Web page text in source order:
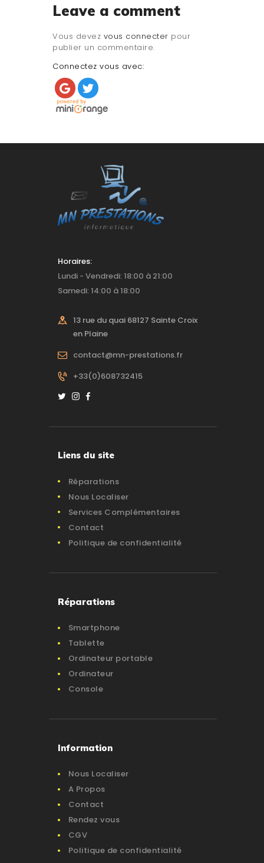
Leave a comment
Vous devez vous connecter pour
publier un commentaire.
Connectez vous avec:
Horaires:
Lundi - Vendredi: 18:00 à 21:00
Samedi: 14:00 à 18:00
13 rue du quai 68127 Sainte Croix
en Plaine
contact@mn-prestations.fr
+33(0)608732415
Liens du site
Réparations
Nous Localiser
Services Complémentaires
Contact
Politique de confidentialité
Réparations
Smartphone
Tablette
Ordinateur portable
Ordinateur
Console
Information
Nous Localiser
A Propos
Contact
Rendez vous
CGV
Politique de confidentialité